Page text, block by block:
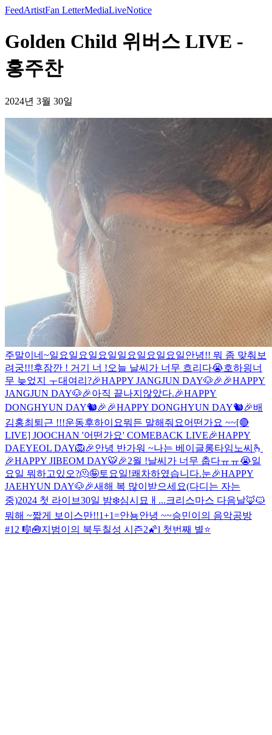
FeedArtistFan LetterMediaLiveNotice
Golden Child 위버스 LIVE -
홍주찬
2024년 3월 30일
주말이네~일요일요일요일일요일요일요일안녕!! 뭐 좀 맞춰보
려궁!!!후잠깐 ! 거기 너 !오늘 날씨가 너무 흐리다😭호하읭너
무 늦었지 ㅜ대여리?🎉HAPPY JANGJUN DAY🐶🎉 🎉HAPPY
JANGJUN DAY🐶🎉아직 끝나지않았다.🎉HAPPY
DONGHYUN DAY🐿🎉 🎉HAPPY DONGHYUN DAY🐿🎉배
김홍최 퇴근 !!!운동후하이요뭐든 말해줘요어떤가요 ~~[🔴
LIVE] JOOCHAN '어떤가요' COMEBACK LIVE🎉HAPPY
DAEYEOL DAY🦁🎉안녕 반가워 ~나는 베이글롱타임노씨🫰
🎉HAPPY JIBEOM DAY🐯🎉2월 !날씨가 너무 춥다ㅠㅠ😭일
요일 뭐하고있오?🫠🤪토요일!쾌차하였습니다.눈🎉HAPPY
JAEHYUN DAY🐶🎉새해 복 많이받으세요(다디는 자는
중)2024 첫 라이브30일 밤❄️심시묘ㅐ...크리스마스 다음날🦊🐱
뭐해 ~짧게 보이스만!!1+1=안뇽안녕 ~~승민이의 음악공방
#12 🎼🧰지범이의 북두칠성 시즌2🌠l 첫번째 별⭐